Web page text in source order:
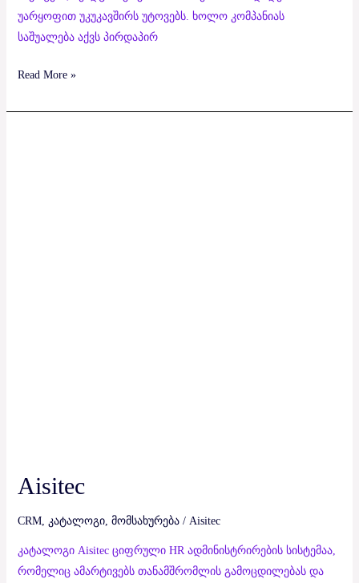
უარყოფით უკუკავშირს უტოვებს. ხოლო კომპანიას
საშუალება აქვს პირდაპირ
Read More »
Aisitec
CRM, კატალოგი, მომსახურება/ Aisitec
კატალოგი Aisitec ციფრული HR ადმინისტრირების სისტემაა,
რომელიც ამარტივებს თანამშრომლის გამოცდილებას და